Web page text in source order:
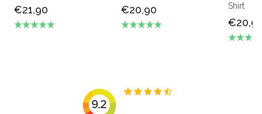
€21,90 €20,90
Shirt